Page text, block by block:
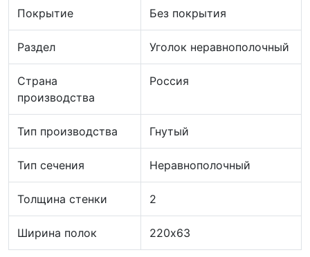
Покрытие Без покрытия
Раздел Уголок неравнополочный
Страна
производства
Россия
Тип производства Гнутый
Тип сечения Неравнополочный
Толщина стенки 2
Ширина полок 220х63